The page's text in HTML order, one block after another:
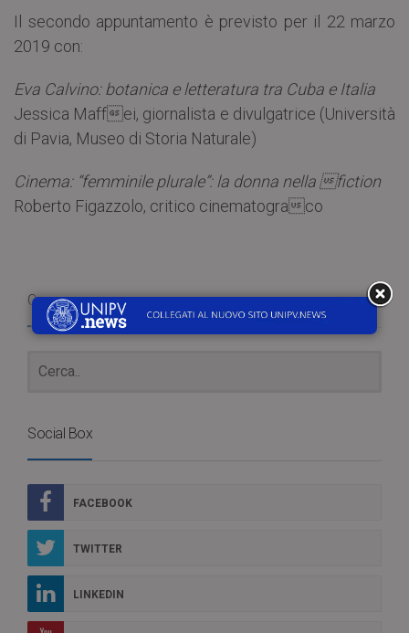
Il secondo appuntamento è previsto per il 22 marzo
2019 con:
Eva Calvino: botanica e letteratura tra Cuba e Italia
Jessica Maffei, giornalista e divulgatrice (Università
di Pavia, Museo di Storia Naturale)
Cinema: “femminile plurale”: la donna nella fiction
Roberto Figazzolo, critico cinematograco
Cerca
Social Box
FACEBOOK
TWITTER
LINKEDIN